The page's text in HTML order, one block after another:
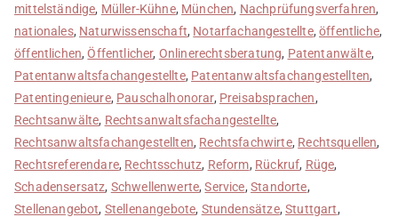
mittelständige, Müller-Kühne, München, Nachprüfungsverfahren,
nationales, Naturwissenschaft, Notarfachangestellte,öffentliche,
öffentlichen,Öffentlicher, Onlinerechtsberatung, Patentanwälte,
Patentanwaltsfachangestellte, Patentanwaltsfachangestellten,
Patentingenieure, Pauschalhonorar, Preisabsprachen,
Rechtsanwälte, Rechtsanwaltsfachangestellte,
Rechtsanwaltsfachangestellten, Rechtsfachwirte, Rechtsquellen,
Rechtsreferendare, Rechtsschutz, Reform, Rückruf, Rüge,
Schadensersatz, Schwellenwerte,Service,Standorte,
Stellenangebot, Stellenangebote, Stundensätze,Stuttgart,